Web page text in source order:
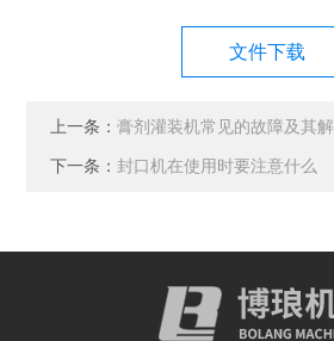
文件下载
上一条：膏剂灌装机常见的故障及其
下一条：封口机在使用时要注意什么